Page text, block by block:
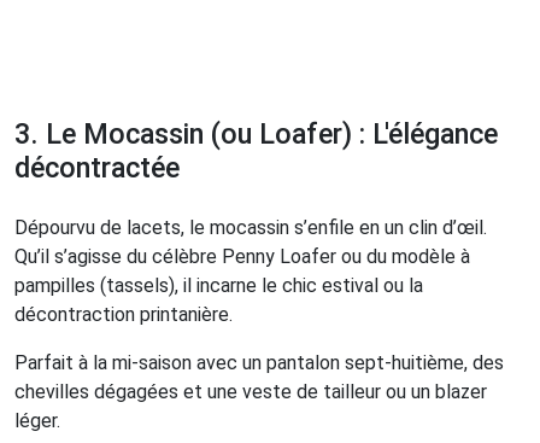
3. Le Mocassin (ou Loafer) : L'élégance
décontractée
Dépourvu de lacets, le mocassin s’enfile en un clin d’œil.
Qu’il s’agisse du célèbre Penny Loafer ou du modèle à
pampilles (tassels), il incarne le chic estival ou la
décontraction printanière.
Parfait à la mi-saison avec un pantalon sept-huitième, des
chevilles dégagées et une veste de tailleur ou un blazer
léger.